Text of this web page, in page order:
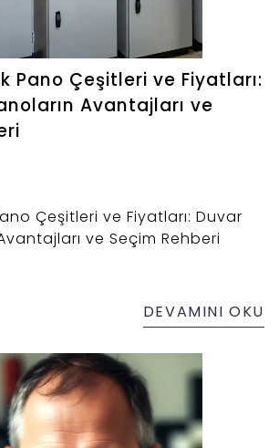
Pano Çeşitleri ve Fiyatları:
Avantajları ve
Çeşitleri ve Fiyatları: Duvar
ve Seçim Rehberi
DEVAMINI OKU